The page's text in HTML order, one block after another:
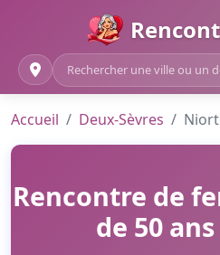
Accueil Deux-Sèvres Niort
Rencontre de
de 50